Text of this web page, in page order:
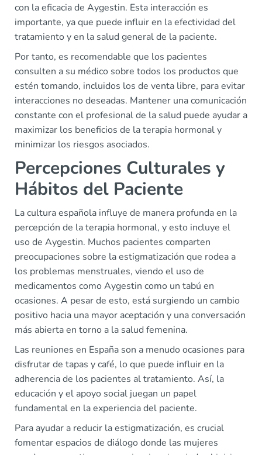
con la eficacia de Aygestin. Esta interacción es
importante, ya que puede influir en la efectividad del
tratamiento y en la salud general de la paciente.
Por tanto, es recomendable que los pacientes
consulten a su médico sobre todos los productos que
estén tomando, incluidos los de venta libre, para evitar
interacciones no deseadas. Mantener una comunicación
constante con el profesional de la salud puede ayudar a
maximizar los beneficios de la terapia hormonal y
minimizar los riesgos asociados.
Percepciones Culturales y
Hábitos del Paciente
La cultura española influye de manera profunda en la
percepción de la terapia hormonal, y esto incluye el
uso de Aygestin. Muchos pacientes comparten
preocupaciones sobre la estigmatización que rodea a
los problemas menstruales, viendo el uso de
medicamentos como Aygestin como un tabú en
ocasiones. A pesar de esto, está surgiendo un cambio
positivo hacia una mayor aceptación y una conversación
más abierta en torno a la salud femenina.
Las reuniones en España son a menudo ocasiones para
disfrutar de tapas y café, lo que puede influir en la
adherencia de los pacientes al tratamiento. Así, la
educación y el apoyo social juegan un papel
fundamental en la experiencia del paciente.
Para ayudar a reducir la estigmatización, es crucial
fomentar espacios de diálogo donde las mujeres